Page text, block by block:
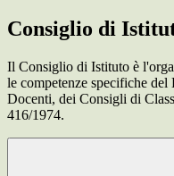
Consiglio di
Il Consiglio di Istituto è
le competenze specifiche
Docenti, dei Consigli di
416/1974.